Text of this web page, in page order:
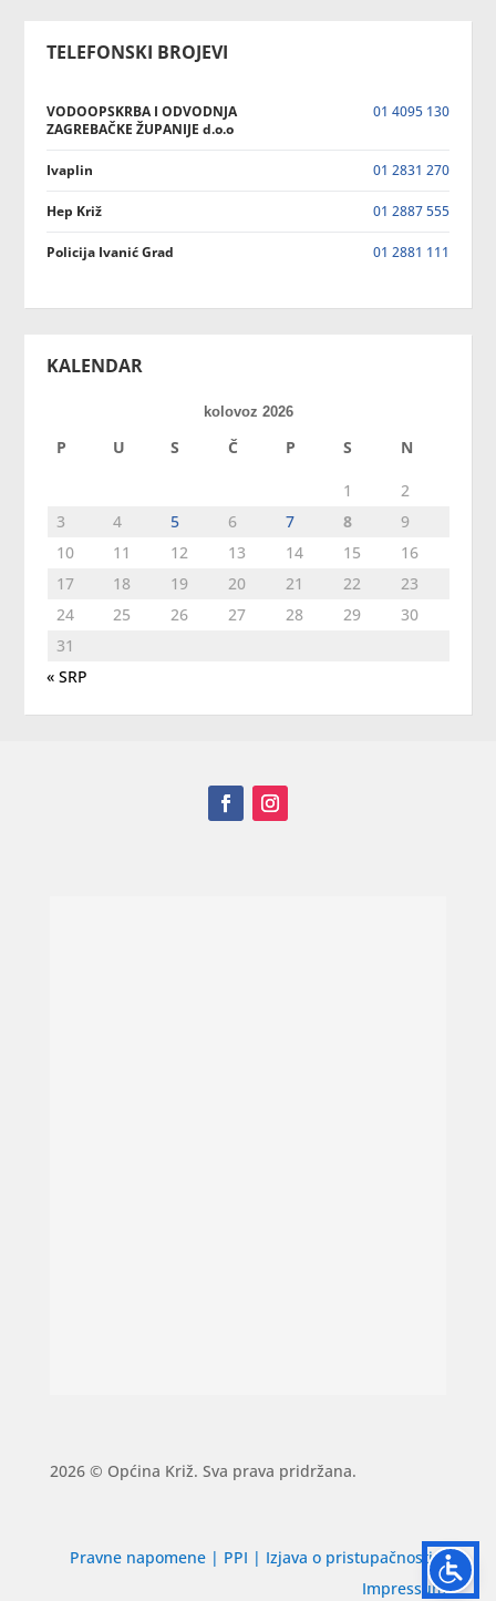
TELEFONSKI BROJEVI
VODOOPSKRBA I ODVODNJA
ZAGREBAČKE ŽUPANIJE d.o.o
01 4095 130
Ivaplin 01 2831 270
Hep Križ 01 2887 555
Policija Ivanić Grad 01 2881 111
KALENDAR
kolovoz 2026
P U S Č P S N
1
2
3
4 5 6 7 8
9
10
11 12 13 14 15
16
17
18 19 20 21 22
23
24
25 26 27 28 29
30
31
« SRP
2026 © Općina Križ. Sva prava pridržana.
Pravne napomene | PPI | Izjava o pristupačnosti|
Impressum